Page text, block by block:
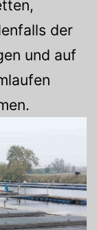
der
und auf